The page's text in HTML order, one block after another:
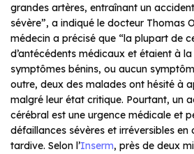
grandes artères, entraînant un
sévère”, a indiqué le docteur Thomas
médecin a précisé que “la plupart de
d’antécédents médicaux et étaient à
symptômes bénins, ou aucun
outre, deux des malades ont hésité à
malgré leur état critique. Pourtant, un
cérébral est une urgence médicale et
défaillances sévères et irréversibles en
tardive. Selon l’Inserm, près de deux